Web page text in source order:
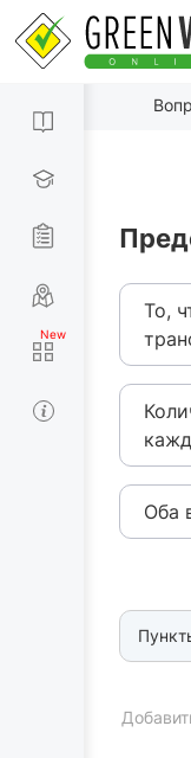
То,
Оба